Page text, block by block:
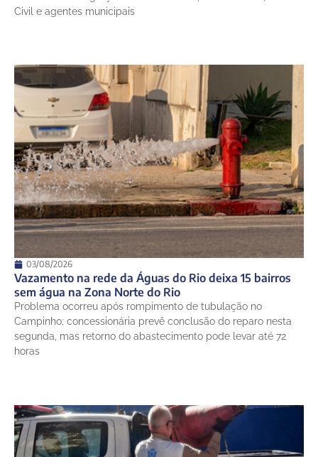
Civil e agentes municipais
03/08/2026
Vazamento na rede da Águas do Rio deixa 15 bairros
sem água na Zona Norte do Rio
Problema ocorreu após rompimento de tubulação no
Campinho; concessionária prevê conclusão do reparo nesta
segunda, mas retorno do abastecimento pode levar até 72
horas